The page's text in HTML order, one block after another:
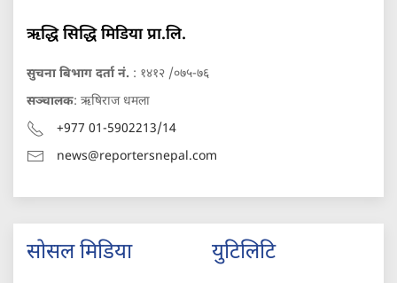
ऋद्धि सिद्धि मिडिया प्रा.लि.
सुचना बिभाग दर्ता नं. : १४१२ /०७५-७६
सञ्चालक: ऋषिराज धमला
+977 01-5902213/14
news@reportersnepal.com
सोसल मिडिया युटिलिटि